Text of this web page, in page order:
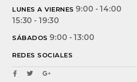
LUNES A VIERNES 9:00 - 14:00
15:30 - 19:30
SÁBADOS 9:00 - 13:00
REDES SOCIALES